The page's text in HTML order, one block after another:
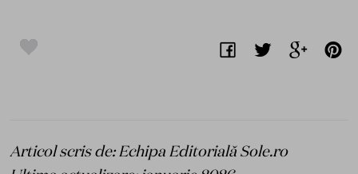
Articol scris de: Echipa Editorială Sole.ro